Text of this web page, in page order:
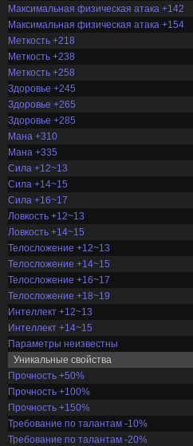
Максимальная физическая атака +142
Максимальная физическая атака +154
Меткость +218
Меткость +238
Меткость +258
Здоровье +245
Здоровье +265
Здоровье +285
Мана +310
Мана +335
Сила +12~13
Сила +14~15
Сила +16~17
Ловкость +12~13
Ловкость +14~15
Телосложение +12~13
Телосложение +14~15
Телосложение +16~17
Телосложение +18~19
Интеллект +12~13
Интеллект +14~15
Параметры неизвестны
Уникальные свойства
Прочность +50%
Прочность +100%
Прочность +150%
Требование по талантам -10%
Требование по талантам -20%